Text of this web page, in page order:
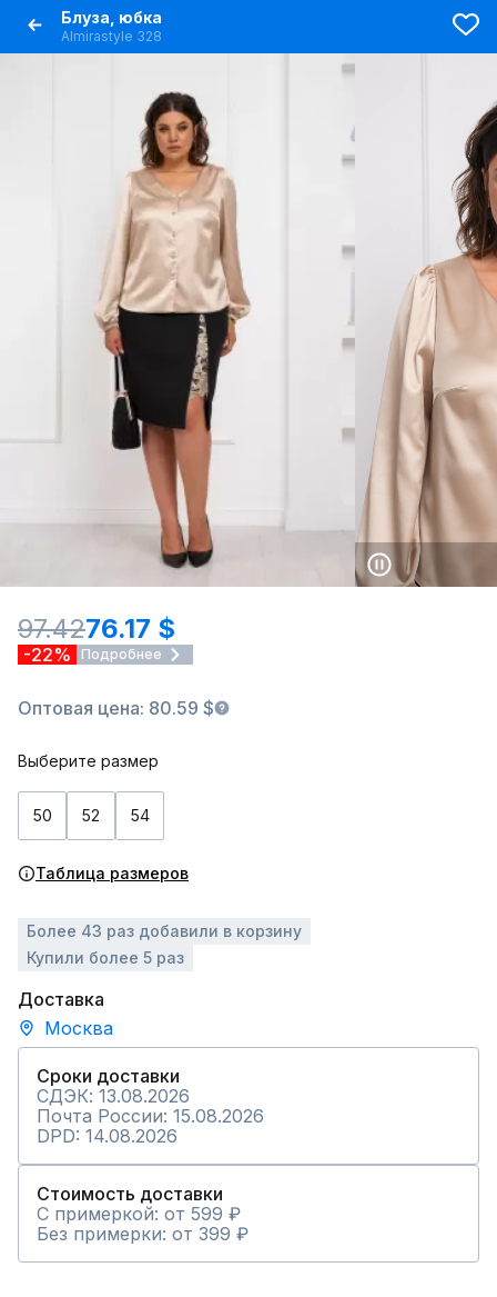
Блуза, юбка
Almirastyle 328
97.4276.17 $
-22% Подробнее
Оптовая цена: 80.59 $
Выберите размер
50 52 54
Таблица размеров
Более 43 раз добавили в корзину
Купили более 5 раз
Доставка
Москва
Сроки доставки
СДЭК: 13.08.2026
Почта России: 15.08.2026
DPD: 14.08.2026
Стоимость доставки
С примеркой: от 599 ₽
Без примерки: от 399 ₽